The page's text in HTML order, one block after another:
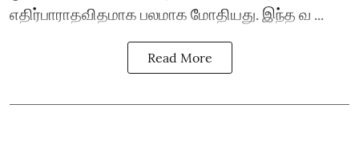
எதிர்பாராதவிதமாக பலமாக மோதியது. இந்த வ ...
Read More